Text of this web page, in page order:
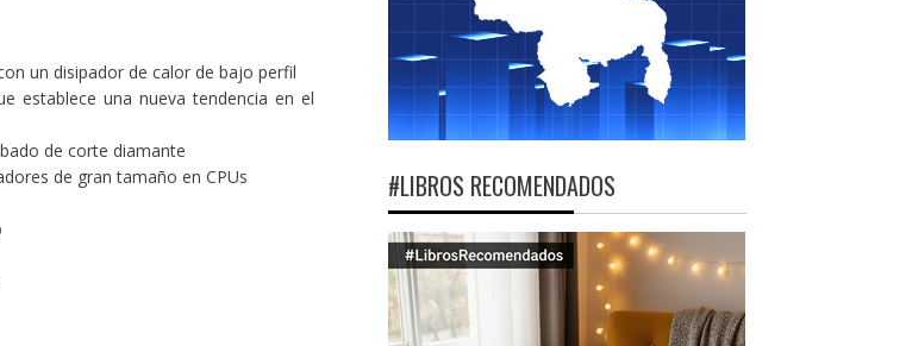
un disipador de calor de bajo perfil
establece una nueva tendencia en el
de corte diamante
de gran tamaño en CPUs
#LIBROS RECOMENDADOS